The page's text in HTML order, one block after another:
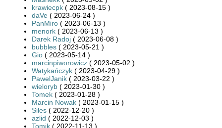
krawiecpk ( 2023-08-15 )
daVe ( 2023-06-24 )
PanMiro ( 2023-06-13 )
menork ( 2023-06-13 )
Darek Radoj ( 2023-06-08 )
bubbles ( 2023-05-21 )
Gio ( 2023-05-14 )
marcinpiworowicz ( 2023-05-02 )
Watykańczyk ( 2023-04-29 )
PawelJanik ( 2023-03-22 )
wieloryb ( 2023-01-30 )
Tomek ( 2023-01-28 )
Marcin Nowak ( 2023-01-15 )
Siles ( 2022-12-20 )
azlid ( 2022-12-03 )
Tomik ( 2022-11-13 )